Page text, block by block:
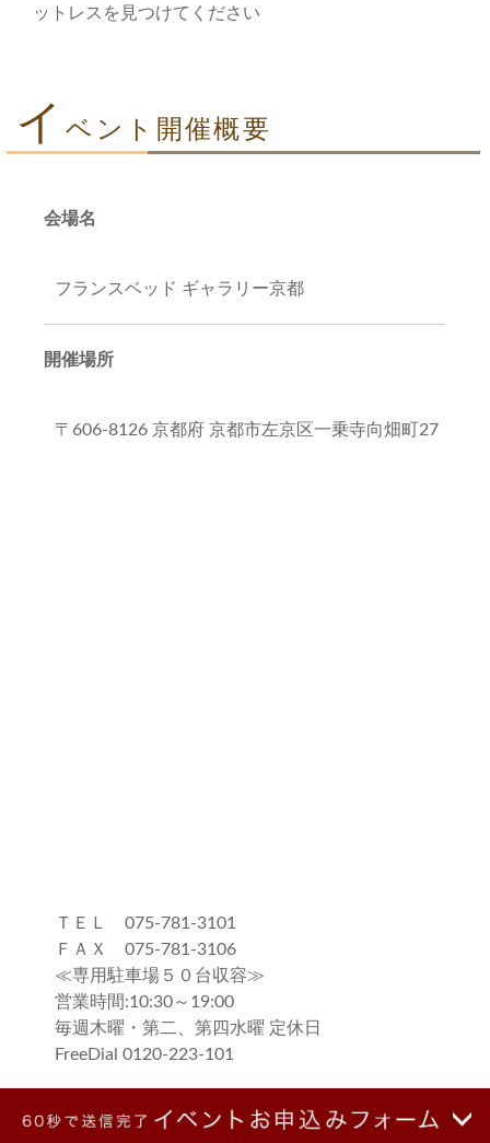
ットレスを見つけてください
イベント開催概要
会場名
フランスベッド ギャラリー京都
開催場所
〒606-8126 京都府 京都市左京区一乗寺向畑町27
ＴＥＬ 075-781-3101
ＦＡＸ 075-781-3106
≪専用駐車場５０台収容≫
営業時間:10:30～19:00
毎週木曜・第二、第四水曜 定休日
FreeDial 0120-223-101
営業時間:10:30～19:00